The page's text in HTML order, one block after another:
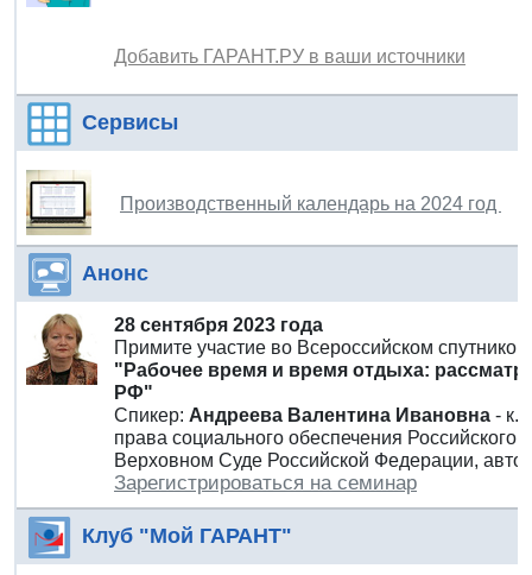
Добавить ГАРАНТ.РУ в ваши источники
Сервисы
Производственный календарь на 2024 год
Анонс
28 сентября 2023 года
Примите участие во Всероссийском
"Рабочее время и время отдыха:
РФ"
Спикер: Андреева Валентина Ивановна -
права социального обеспечения Российского
Верховном Суде Российской Федерации,
Зарегистрироваться на семинар
Клуб "Мой ГАРАНТ"